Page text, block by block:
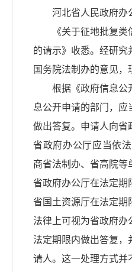
河北省人民政府办
《关于征地批复
的请示》收悉。经研究
国务院法制办的意见，
根据《政府信息公
息公开申请的部门，应
做出答复。申请人向省
省政府办公厅应当依
商省法制办、省高院等
省政府办公厅在法定期
省国土资源厅在法定期
法律上可视为省政府办
法定期限内做出答复，
请人。这一处理方式并